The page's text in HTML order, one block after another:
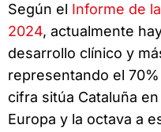
Según el Informe de
2024, actualmente
desarrollo clínico y
representando el
cifra sitúa Cataluña
Europa y la octava a